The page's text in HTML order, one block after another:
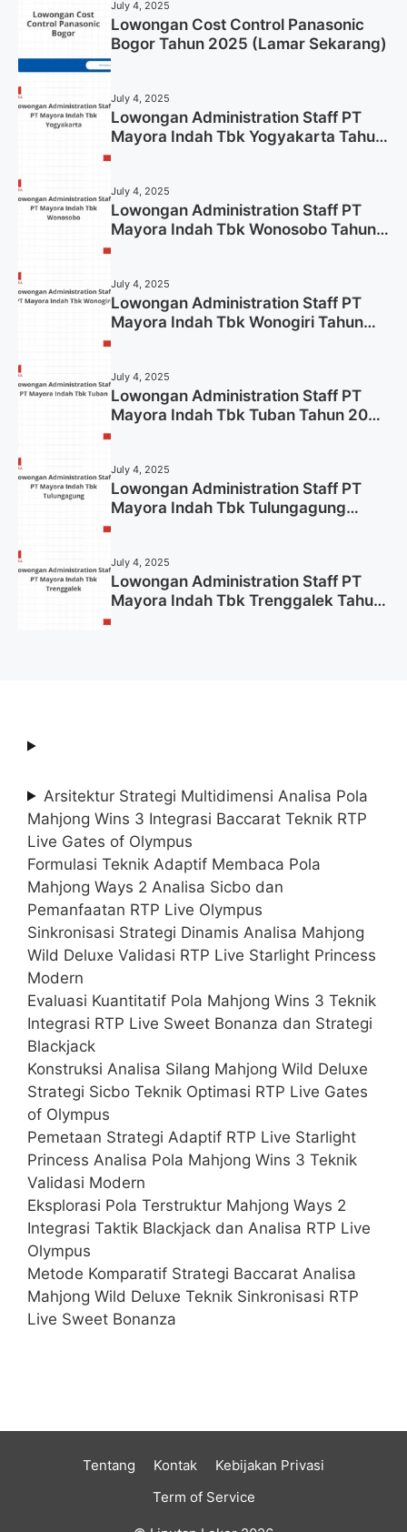
July 4, 2025
Lowongan Cost Control Panasonic
Bogor Tahun 2025 (Lamar Sekarang)
July 4, 2025
Lowongan Administration Staff PT
Mayora Indah Tbk Yogyakarta Tahun
July 4, 2025
Lowongan Administration Staff PT
Mayora Indah Tbk Wonosobo Tahun
July 4, 2025
Lowongan Administration Staff PT
Mayora Indah Tbk Wonogiri Tahun
July 4, 2025
Lowongan Administration Staff PT
Mayora Indah Tbk Tuban Tahun 2025
July 4, 2025
Lowongan Administration Staff PT
Mayora Indah Tbk Tulungagung
July 4, 2025
Lowongan Administration Staff PT
Mayora Indah Tbk Trenggalek Tahun
Arsitektur Strategi Multidimensi Analisa Pola
Mahjong Wins 3 Integrasi Baccarat Teknik RTP
Live Gates of Olympus
Formulasi Teknik Adaptif Membaca Pola
Mahjong Ways 2 Analisa Sicbo dan
Pemanfaatan RTP Live Olympus
Sinkronisasi Strategi Dinamis Analisa Mahjong
Wild Deluxe Validasi RTP Live Starlight Princess
Modern
Evaluasi Kuantitatif Pola Mahjong Wins 3 Teknik
Integrasi RTP Live Sweet Bonanza dan Strategi
Blackjack
Konstruksi Analisa Silang Mahjong Wild Deluxe
Strategi Sicbo Teknik Optimasi RTP Live Gates
of Olympus
Pemetaan Strategi Adaptif RTP Live Starlight
Princess Analisa Pola Mahjong Wins 3 Teknik
Validasi Modern
Eksplorasi Pola Terstruktur Mahjong Ways 2
Integrasi Taktik Blackjack dan Analisa RTP Live
Olympus
Metode Komparatif Strategi Baccarat Analisa
Mahjong Wild Deluxe Teknik Sinkronisasi RTP
Live Sweet Bonanza
Tentang Kontak
Kebijakan Privasi
Term of Service